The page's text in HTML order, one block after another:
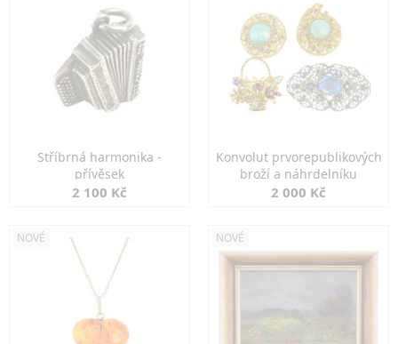
Stříbrná harmonika -
přívěsek
2 100 Kč
Konvolut prvorepublikových
broží a náhrdelníku
2 000 Kč
NOVÉ NOVÉ